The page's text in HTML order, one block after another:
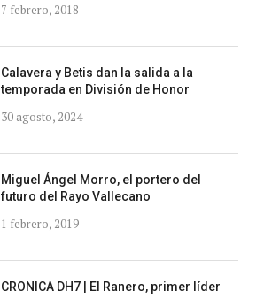
7 febrero, 2018
Calavera y Betis dan la salida a la
temporada en División de Honor
30 agosto, 2024
Miguel Ángel Morro, el portero del
futuro del Rayo Vallecano
1 febrero, 2019
CRONICA DH7 | El Ranero, primer líder